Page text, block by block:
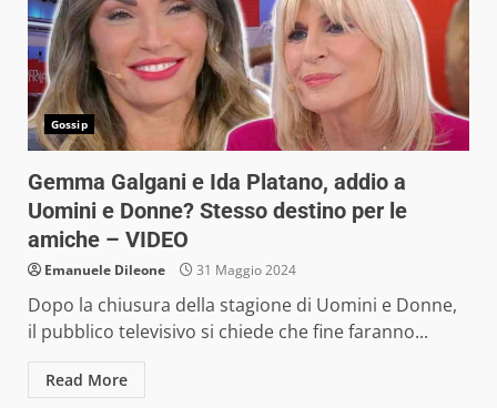
Gossip
Gemma Galgani e Ida Platano, addio a
Uomini e Donne? Stesso destino per le
amiche – VIDEO
Emanuele Dileone 31 Maggio 2024
Dopo la chiusura della stagione di Uomini e Donne,
il pubblico televisivo si chiede che fine faranno...
Read More